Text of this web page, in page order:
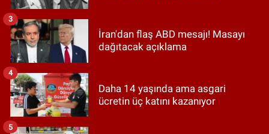
İran'dan flaş ABD mesajı! Masayı
dağıtacak açıklama
3
Daha 14 yaşında ama asgari
ücretin üç katını kazanıyor
4
5